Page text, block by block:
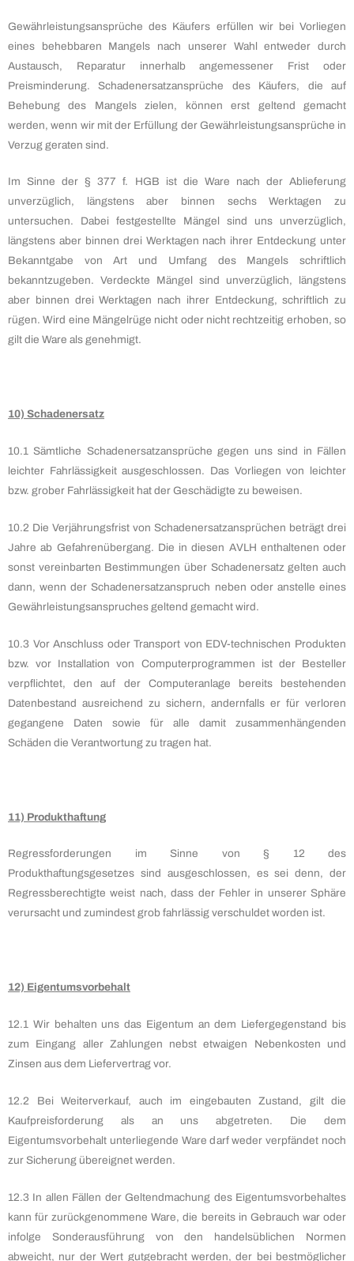
Gewährleistungsansprüche des Käufers erfüllen wir bei Vorliegen
eines behebbaren Mangels nach unserer Wahl entweder durch
Austausch, Reparatur innerhalb angemessener Frist oder
Preisminderung. Schadenersatzansprüche des Käufers, die auf
Behebung des Mangels zielen, können erst geltend gemacht
werden, wenn wir mit der Erfüllung der Gewährleistungsansprüche in
Verzug geraten sind.
Im Sinne der § 377 f. HGB ist die Ware nach der Ablieferung
unverzüglich, längstens aber binnen sechs Werktagen zu
untersuchen. Dabei festgestellte Mängel sind uns unverzüglich,
längstens aber binnen drei Werktagen nach ihrer Entdeckung unter
Bekanntgabe von Art und Umfang des Mangels schriftlich
bekanntzugeben. Verdeckte Mängel sind unverzüglich, längstens
aber binnen drei Werktagen nach ihrer Entdeckung, schriftlich zu
rügen. Wird eine Mängelrüge nicht oder nicht rechtzeitig erhoben, so
gilt die Ware als genehmigt.
10) Schadenersatz
10.1 Sämtliche Schadenersatzansprüche gegen uns sind in Fällen
leichter Fahrlässigkeit ausgeschlossen. Das Vorliegen von leichter
bzw. grober Fahrlässigkeit hat der Geschädigte zu beweisen.
10.2 Die Verjährungsfrist von Schadenersatzansprüchen beträgt drei
Jahre ab Gefahrenübergang. Die in diesen AVLH enthaltenen oder
sonst vereinbarten Bestimmungen über Schadenersatz gelten auch
dann, wenn der Schadenersatzanspruch neben oder anstelle eines
Gewährleistungsanspruches geltend gemacht wird.
10.3 Vor Anschluss oder Transport von EDV-technischen Produkten
bzw. vor Installation von Computerprogrammen ist der Besteller
verpflichtet, den auf der Computeranlage bereits bestehenden
Datenbestand ausreichend zu sichern, andernfalls er für verloren
gegangene Daten sowie für alle damit zusammenhängenden
Schäden die Verantwortung zu tragen hat.
11) Produkthaftung
Regressforderungen im Sinne von § 12 des
Produkthaftungsgesetzes sind ausgeschlossen, es sei denn, der
Regressberechtigte weist nach, dass der Fehler in unserer Sphäre
verursacht und zumindest grob fahrlässig verschuldet worden ist.
12) Eigentumsvorbehalt
12.1 Wir behalten uns das Eigentum an dem Liefergegenstand bis
zum Eingang aller Zahlungen nebst etwaigen Nebenkosten und
Zinsen aus dem Liefervertrag vor.
12.2 Bei Weiterverkauf, auch im eingebauten Zustand, gilt die
Kaufpreisforderung als an uns abgetreten. Die dem
Eigentumsvorbehalt unterliegende Ware darf weder verpfändet noch
zur Sicherung übereignet werden.
12.3 In allen Fällen der Geltendmachung des Eigentumsvorbehaltes
kann für zurückgenommene Ware, die bereits in Gebrauch war oder
infolge Sonderausführung von den handelsüblichen Normen
abweicht, nur der Wert gutgebracht werden, der bei bestmöglicher